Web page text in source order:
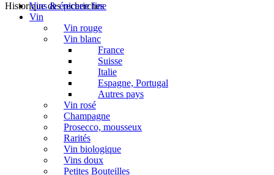
Historique des recherches
Vins & épicerie fine
Vin
Vin rouge
Vin blanc
France
Suisse
Italie
Espagne, Portugal
Autres pays
Vin rosé
Champagne
Prosecco, mousseux
Rarités
Vin biologique
Vins doux
Petites Bouteilles